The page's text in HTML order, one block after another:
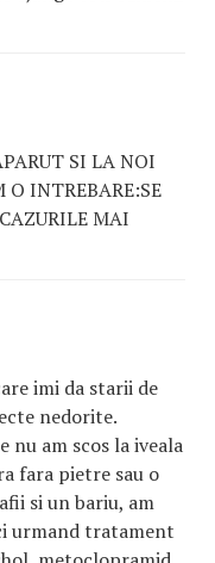
SI LA NOI
O INTREBARE:SE
MAI
imi da starii de
nedorite.
am scos la iveala
fara pietre sau o
si un bariu, am
urmand tratament